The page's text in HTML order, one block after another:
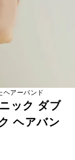
ヘアーバンド
ック ダブ
ヘアバン